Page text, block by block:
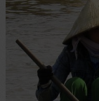
Filth
von
6/10